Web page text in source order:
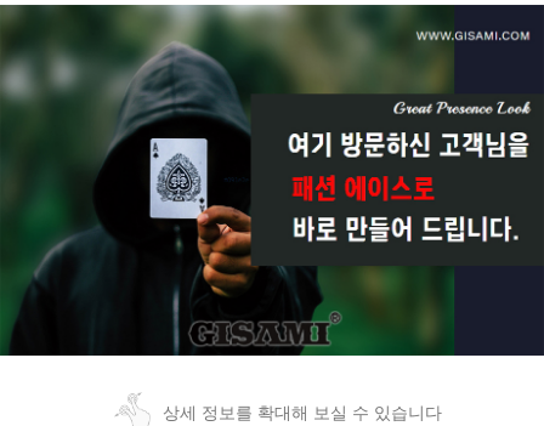
상세 정보를 확대해 보실 수 있습니다